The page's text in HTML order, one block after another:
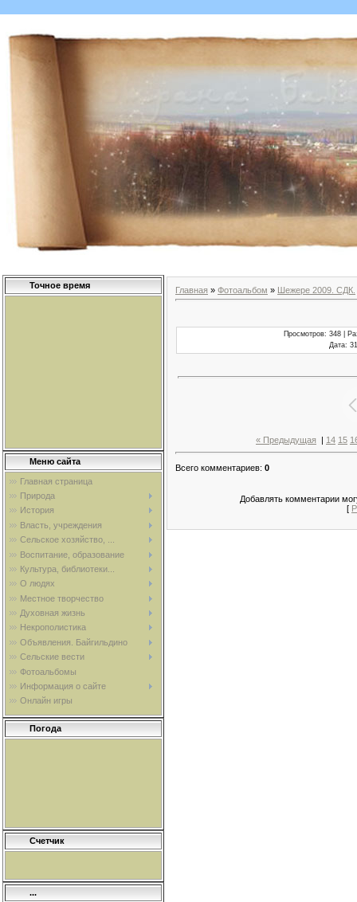
Точное время
Меню сайта
Главная страница
Природа
История
Власть, учреждения
Сельское хозяйство, ...
Воспитание, образование
Культура, библиотеки...
О людях
Местное творчество
Духовная жизнь
Некрополистика
Объявления. Байгильдино
Сельские вести
Фотоальбомы
Информация о сайте
Онлайн игры
Погода
Счетчик
...
Главная » Фотоальбом » Шежере 2009. СДК.
Просмотров: 348 |
Дата:
« Предыдущая 14 15
Всего комментариев: 0
Добавлять комментарии
[